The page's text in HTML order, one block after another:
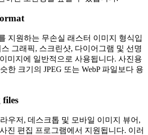
지원하는 무손실 래스터 이미지 형식입
그래픽, 스크린샷, 다이어그램 및 선명
미지에 일반적으로 사용됩니다. 사진용
한 크기의 JPEG 또는 WebP 파일보다 용
files
우저, 데스크톱 및 모바일 이미지 뷰어,
진 편집 프로그램에서 지원됩니다. 이러